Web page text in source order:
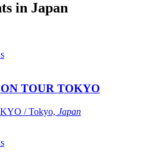
in Japan
TOUR TOKYO
/ Tokyo, Japan